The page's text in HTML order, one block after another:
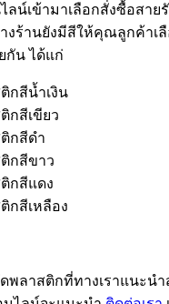
น์เข้ามาเลือกสั่งซื้อสาย
งร้านยังมีสีให้คุณลูกค้าเ
กัน ได้แก่
กสีน้ำเงิน
กสีเขียว
กสีดำ
กสีขาว
กสีแดง
กสีเหลือง
พลาสติกที่ทางเราแนะน